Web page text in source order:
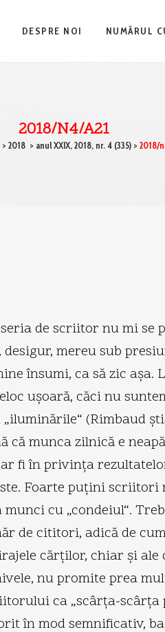
DESPRE NOI NUMĂRUL
2018/n4/a21
> 2018 > anul XXIX, 2018, nr. 4 (335)> 2018/
de scriitor nu mi se
mereu sub
însumi, ca să zic
uşoară, căci nu
(Rimbaud
munca zilnică e
fi în privinţa
Foarte puţini
cu „condeiul“.
de cititori, adică de
cărţilor, chiar şi
nu promite prea
ca „scârţa-scârţa
în mod semnificativ,